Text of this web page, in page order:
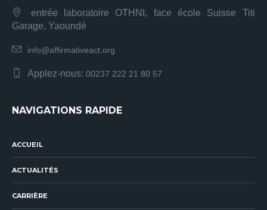
entrée laboratoire OTHNI, face école Suisse Titi
Garage, Yaoundé
info@affirmativeact.org
Applez-nous:00237 222 21 80 57
NAVIGATIONS RAPIDE
ACCUEIL
ACTUALITÉS
CARRIÈRE